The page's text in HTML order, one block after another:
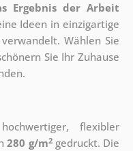
Ergebnis der Arbeit
Ideen in einzigartige
Wählen Sie
Sie Ihr Zuhause
flexibler
280 g/m2gedruckt. Die